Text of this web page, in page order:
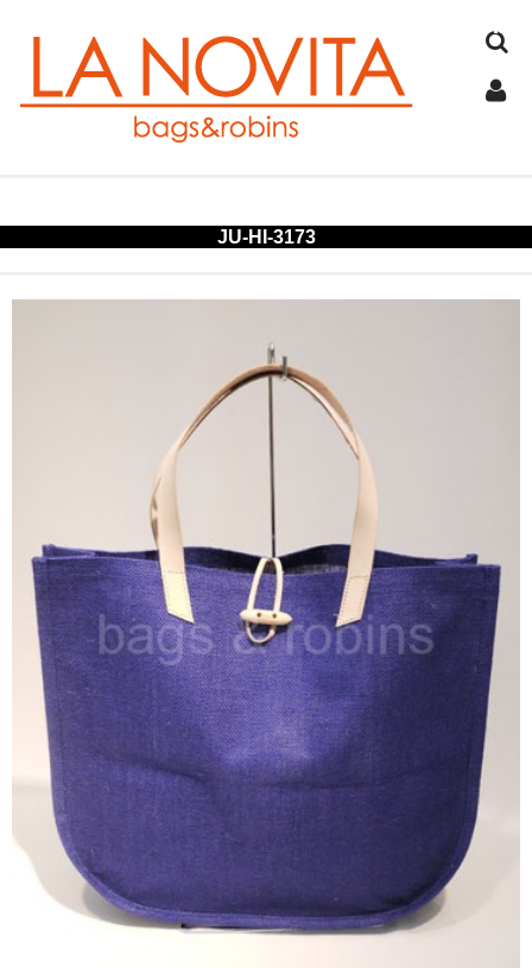
COLD STORAGE BAG
NON WOVBON
TYVEK
PAPER
CHARM
FELT NOTE
CONTACT
GUIDE
JU-HI-3173